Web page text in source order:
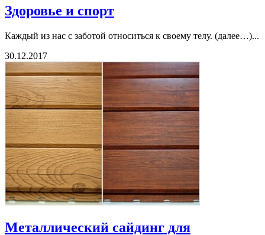
Здоровье и спорт
Каждый из нас с заботой относиться к своему телу. (далее…)...
30.12.2017
Металлический сайдинг для